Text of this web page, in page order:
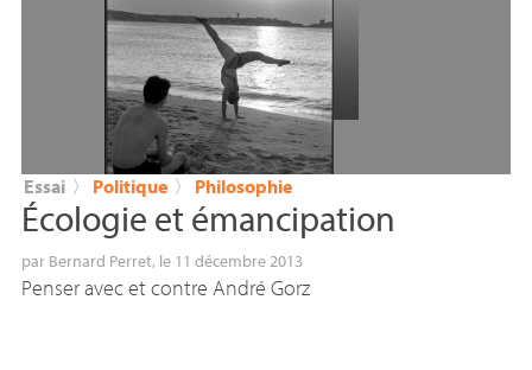
Essai 〉 Politique 〉 Philosophie
Écologie et émancipation
par Bernard Perret, le 11 décembre 2013
Penser avec et contre André Gorz